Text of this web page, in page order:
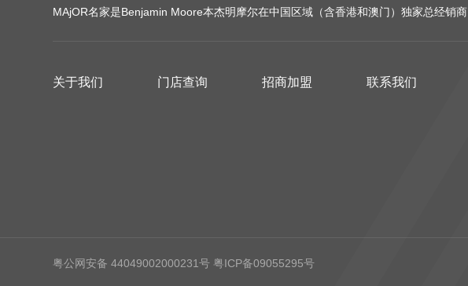
MAjOR名家是Benjamin Moore本杰明摩尔在中国区域（含香港和澳门）独家总经销商
关于我们 门店查询 招商加盟 联系我们
粤公网安备 44049002000231号 粤ICP备09055295号